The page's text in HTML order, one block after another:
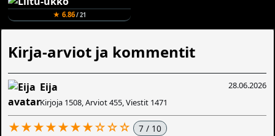
★ 6.86/ 21
Kirja-arviot ja kommentit
28.06.2026
Eija
Kirjoja 1508, Arviot 455, Viestit 1471
★★★★★★★☆☆☆ 7 / 10